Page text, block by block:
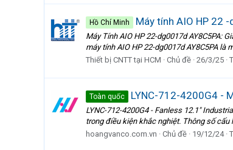
Hồ Chí Minh Máy tính AIO HP 22
Máy Tính AIO HP 22-dg0017d AY8C5PA:
máy tính AIO HP 22-dg0017d AY8C5PA
Thiết bị CNTT tại HCM
Chủ đề 26/3/25
Toàn quốc LYNC-712-4200G4 -
LYNC-712-4200G4 - Fanless 12.1"
trong điều kiện khắc nghiệt. Thông số
hoangvanco.com.vn
Chủ đề 19/12/24